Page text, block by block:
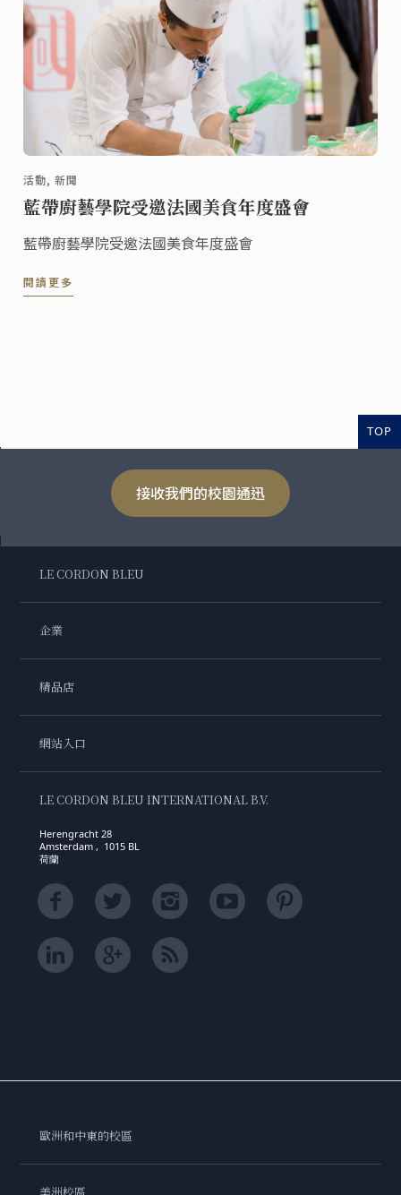
活動, 新聞
藍帶廚藝學院受邀法國美食年度盛會
藍帶廚藝學院受邀法國美食年度盛會
閱讀更多
TOP
接收我們的校園通迅
LE CORDON BLEU
企業
精品店
網站入口
LE CORDON BLEU INTERNATIONAL B.V.
Herengracht 28
Amsterdam , 1015 BL
荷蘭
歐洲和中東的校區
美洲校區